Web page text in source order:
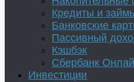
Кредиты и
Банковские
Пассивный
Кэшбэк
Сбербанк
Инвестиции